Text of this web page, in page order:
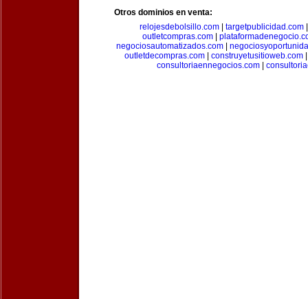
Otros dominios en venta:
relojesdebolsillo.com| targetpublicidad.com
outletcompras.com
negociosautomatizados.com|
outletdecompras.com
construyetusitioweb.com
consultoriaennegocios.com